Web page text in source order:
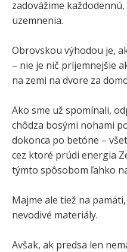
zadovážime
uzemnenia.
Obrovskou výhodou je,
– nie je nič príjemnejšie
na zemi na dvore za
Ako sme už spomínali,
chôdza bosými nohami
dokonca po betóne –
cez ktoré prúdi energia
týmto spôsobom ľahko
Majme ale tiež na
nevodivé materiály.
Avšak, ak predsa len